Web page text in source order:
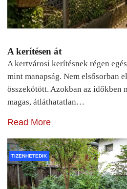
A kerítésen át
A kertvárosi kerítésnek régen
mint manapság. Nem elsősorban
összekötött. Azokban az időkben
magas, átláthatatlan…
Read More
TIZENHETEDIK